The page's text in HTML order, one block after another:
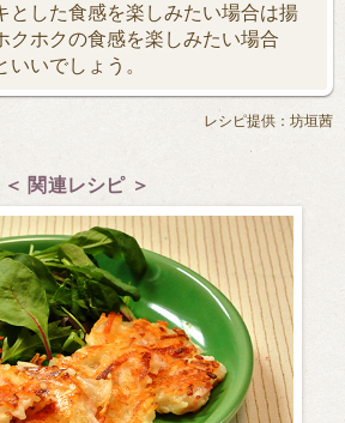
とした食感を楽しみたい場合は揚
クホクの食感を楽しみたい場合
いでしょう。
レシピ提供：坊垣茜
＜ 関連レシピ ＞